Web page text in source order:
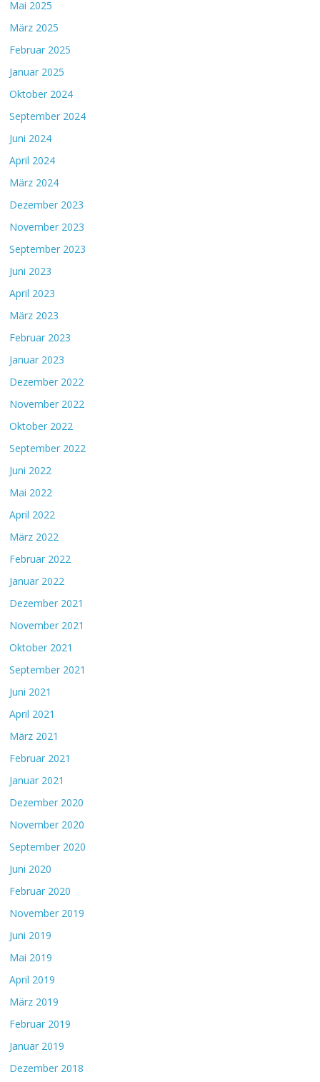
Mai 2025
März 2025
Februar 2025
Januar 2025
Oktober 2024
September 2024
Juni 2024
April 2024
März 2024
Dezember 2023
November 2023
September 2023
Juni 2023
April 2023
März 2023
Februar 2023
Januar 2023
Dezember 2022
November 2022
Oktober 2022
September 2022
Juni 2022
Mai 2022
April 2022
März 2022
Februar 2022
Januar 2022
Dezember 2021
November 2021
Oktober 2021
September 2021
Juni 2021
April 2021
März 2021
Februar 2021
Januar 2021
Dezember 2020
November 2020
September 2020
Juni 2020
Februar 2020
November 2019
Juni 2019
Mai 2019
April 2019
März 2019
Februar 2019
Januar 2019
Dezember 2018